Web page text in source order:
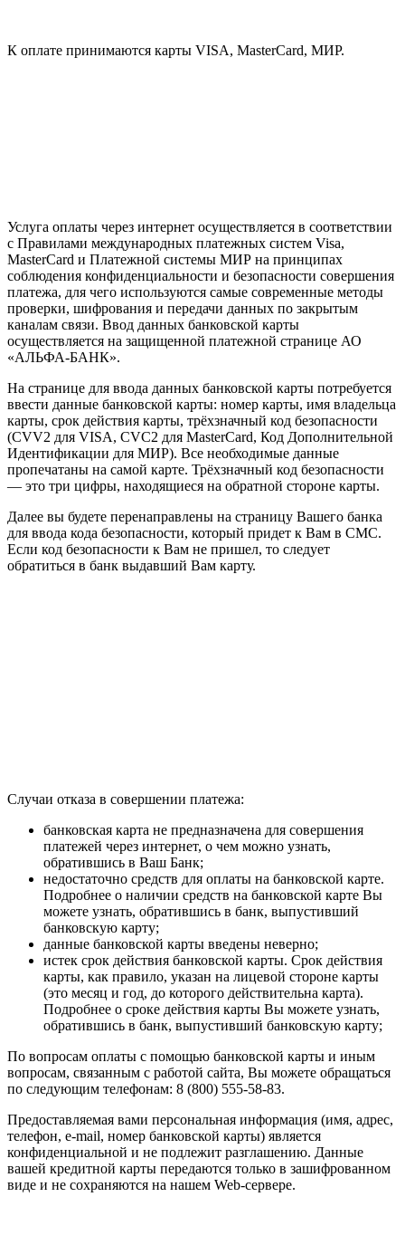
К оплате принимаются карты VISA, MasterCard, МИР.
Услуга оплаты через интернет осуществляется в соответствии
с Правилами международных платежных систем Visa,
MasterCard и Платежной системы МИР на принципах
соблюдения конфиденциальности и безопасности совершения
платежа, для чего используются самые современные методы
проверки, шифрования и передачи данных по закрытым
каналам связи. Ввод данных банковской карты
осуществляется на защищенной платежной странице АО
«АЛЬФА-БАНК».
На странице для ввода данных банковской карты потребуется
ввести данные банковской карты: номер карты, имя владельца
карты, срок действия карты, трёхзначный код безопасности
(CVV2 для VISA, CVC2 для MasterCard, Код Дополнительной
Идентификации для МИР). Все необходимые данные
пропечатаны на самой карте. Трёхзначный код безопасности
— это три цифры, находящиеся на обратной стороне карты.
Далее вы будете перенаправлены на страницу Вашего банка
для ввода кода безопасности, который придет к Вам в СМС.
Если код безопасности к Вам не пришел, то следует
обратиться в банк выдавший Вам карту.
Случаи отказа в совершении платежа:
банковская карта не предназначена для совершения
платежей через интернет, о чем можно узнать,
обратившись в Ваш Банк;
недостаточно средств для оплаты на банковской карте.
Подробнее о наличии средств на банковской карте Вы
можете узнать, обратившись в банк, выпустивший
банковскую карту;
данные банковской карты введены неверно;
истек срок действия банковской карты. Срок действия
карты, как правило, указан на лицевой стороне карты
(это месяц и год, до которого действительна карта).
Подробнее о сроке действия карты Вы можете узнать,
обратившись в банк, выпустивший банковскую карту;
По вопросам оплаты с помощью банковской карты и иным
вопросам, связанным с работой сайта, Вы можете обращаться
по следующим телефонам: 8 (800) 555-58-83.
Предоставляемая вами персональная информация (имя, адрес,
телефон, e-mail, номер банковской карты) является
конфиденциальной и не подлежит разглашению. Данные
вашей кредитной карты передаются только в зашифрованном
виде и не сохраняются на нашем Web-сервере.